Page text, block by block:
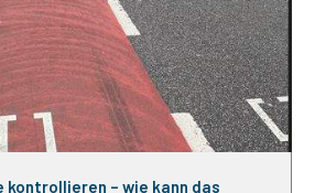
kontrollieren – wie kann das